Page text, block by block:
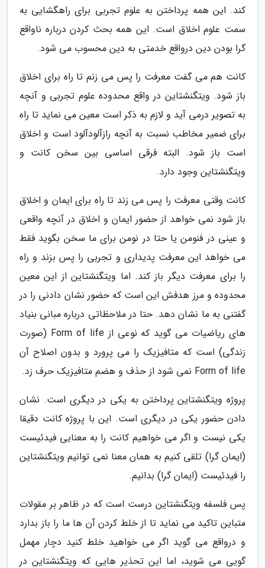
کند. این همه پرداختن به علوم تجربی برای راهگشایی به
سمت علوم اخلاق است. این همه بحث کردن درباره ناواقع
گرا بودن دین درواقع خدمتی به دین محسوب می شود.
کانت هم می گفت معرفت را پس می زنم تا راه برای اخلاق
باز شود. ویتگنشتاین در واقع محدوده علوم تجربی و آنچه
به تصویر درمی آید و لازم به ذکر است معین می نماید تا راه
برای ضمیر مخاطب نسبت به آنچه رازآلودآلود است و اخلاق
است باز شود. البته فرقی اساسی بین سخن کانت و
ویتگنشتاین وجود دارد.
کانت وقتی معرفت را پس می زند تا راه برای ایمان و اخلاق
باز شود نمی خواهد از حضور ایمان و اخلاق در آنچه واقعی
و عینی در فنومن یا حتا در نومن برای ما سخن بگوید فقط
می خواهد این معرفت پدیداری و تجربی را پس بزند و راه
را برای معرفت دیگر باز کند. اما ویتگنشتاین از این معین
محدوده و مرز هدفش این است که حضور نشان دادنی را در
گفتنی به ما نشان دهد. حتا در ملاحظاتی درباره مبانی بنیاد
های ریاضیات می گوید که نوعی از Form of life (صورت
زندگی) است که متافیزیک را می پرورد و بدون اصلاح آن
Form of life نمی شود از حذف و هضم متافیزیک حرف زد.
پروژه ویتگنشتاین پرداختن به یکی در دیگری است. نشان
دادن حضور یکی در دیگری است. این با پروژه کانت دقیقا
یکی نیست و اگر می خواهیم کانت را به معنایی فیدئیست
(ایمان گرا) تلقی کنیم به همان معنا نمی توانیم ویتگنشتاین
را فیدئیست (ایمان گرا) بدانیم.
پس فلسفه ویتگنشتاین درست است که در ظاهر بر مقولات
متباین تاکید می نماید تا از خلط کردن آن ها ما را باز بدارد
و درواقع می گوید اگر می خواهید خلط کنید دچار مهمل
گویی می شوید، اما این تحذیر هایی که ویتگنشتاین در